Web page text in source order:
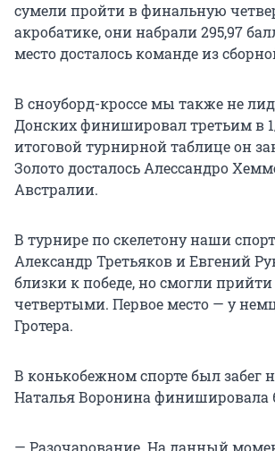
сумели пройти в финальную
акробатике, они набрали 295,97
место досталось команде из
В сноуборд-кроссе мы также не
Донских финишировал третьим в
итоговой турнирной таблице он
Золото досталось Алессандро
Австралии.
В турнире по скелетону наши
Александр Третьяков и Евгений
близки к победе, но смогли прийти
четвертыми. Первое место — у
Гротера.
В конькобежном спорте был забег
Наталья Воронина финишировала